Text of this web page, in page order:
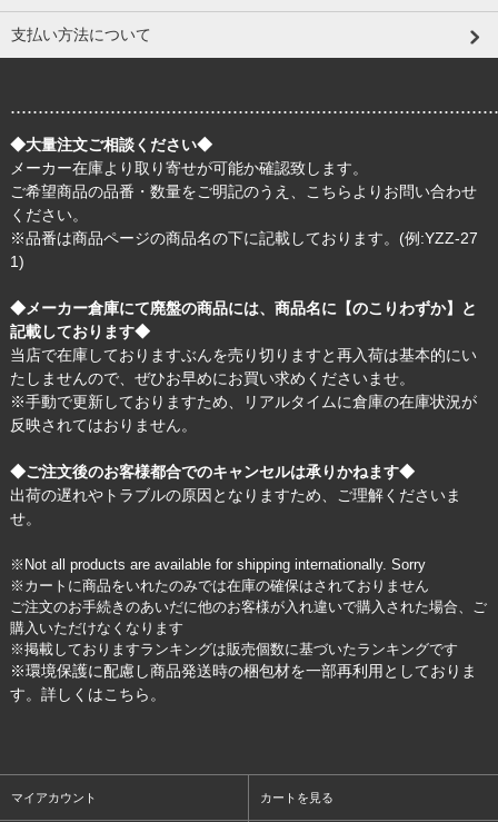
支払い方法について
◆大量注文ご相談ください◆
メーカー在庫より取り寄せが可能か確認致します。
ご希望商品の品番・数量をご明記のうえ、
こちら よりお問い合わせ
ください。
※品番は商品ページの商品名の下に記載しております。(例:YZZ-27
1)
◆メーカー倉庫にて廃盤の商品には、商品名に【のこりわずか】と
記載しております◆
当店で在庫しておりますぶんを売り切りますと再入荷は基本的にい
たしませんので、ぜひお早めにお買い求めくださいませ。
※手動で更新しておりますため、リアルタイムに倉庫の在庫状況が
反映されてはおりません。
◆ご注文後のお客様都合でのキャンセルは承りかねます◆
出荷の遅れやトラブルの原因となりますため、ご理解くださいま
せ。
※Not all products are available for shipping internationally. Sorry
※カートに商品をいれたのみでは在庫の確保はされておりません
ご注文のお手続きのあいだに他のお客様が入れ違いで購入された場合、ご
購入いただけなくなります
※掲載しておりますランキングは販売個数に基づいたランキングです
※環境保護に配慮し商品発送時の梱包材を一部再利用としておりま
す。詳しくはこちら 。
マイアカウント カートを見る